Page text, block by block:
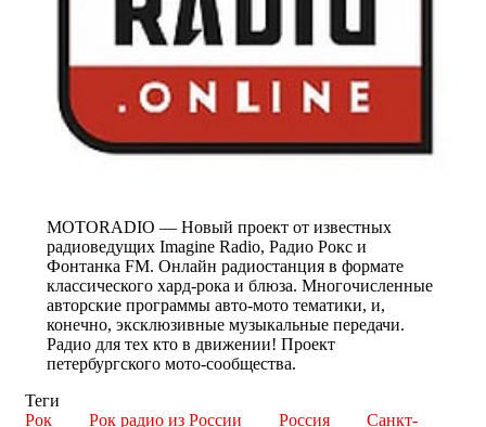
MOTORADIO — Новый проект от известных
радиоведущих Imagine Radio, Радио Рокс и
Фонтанка FM. Онлайн радиостанция в формате
классического хард-рока и блюза. Многочисленные
авторские программы авто-мото тематики, и,
конечно, эксклюзивные музыкальные передачи.
Радио для тех кто в движении! Проект
петербургского мото-сообщества.
Теги
Рок
Рок радио из России Россия
Санкт-